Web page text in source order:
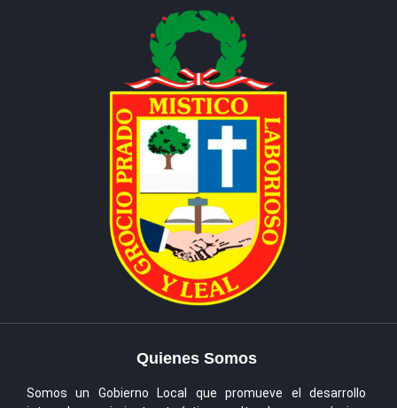
Quienes Somos
Somos un Gobierno Local que promueve el desarrollo